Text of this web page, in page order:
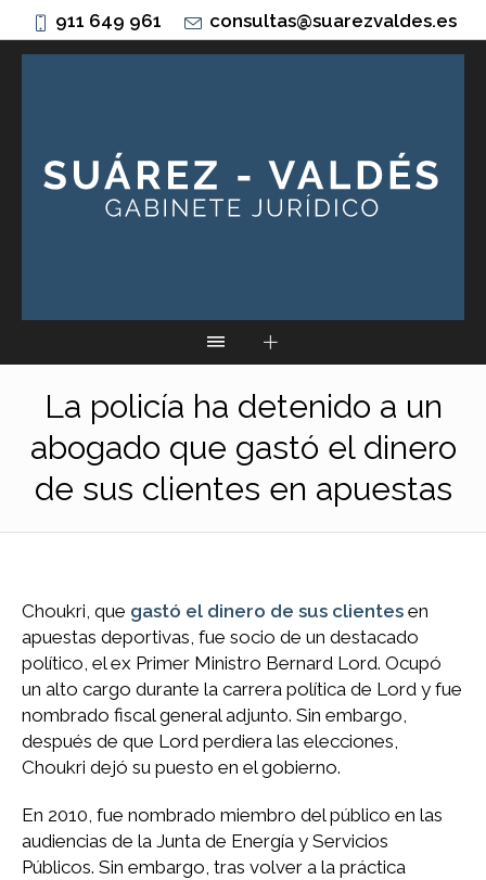
911 649 961 consultas@suarezvaldes.es
La policía ha detenido a un
abogado que gastó el dinero
de sus clientes en apuestas
Choukri, que gastó el dinero de sus clientes en
apuestas deportivas, fue socio de un destacado
político, el ex Primer Ministro Bernard Lord. Ocupó
un alto cargo durante la carrera política de Lord y fue
nombrado fiscal general adjunto. Sin embargo,
después de que Lord perdiera las elecciones,
Choukri dejó su puesto en el gobierno.
En 2010, fue nombrado miembro del público en las
audiencias de la Junta de Energía y Servicios
Públicos. Sin embargo, tras volver a la práctica